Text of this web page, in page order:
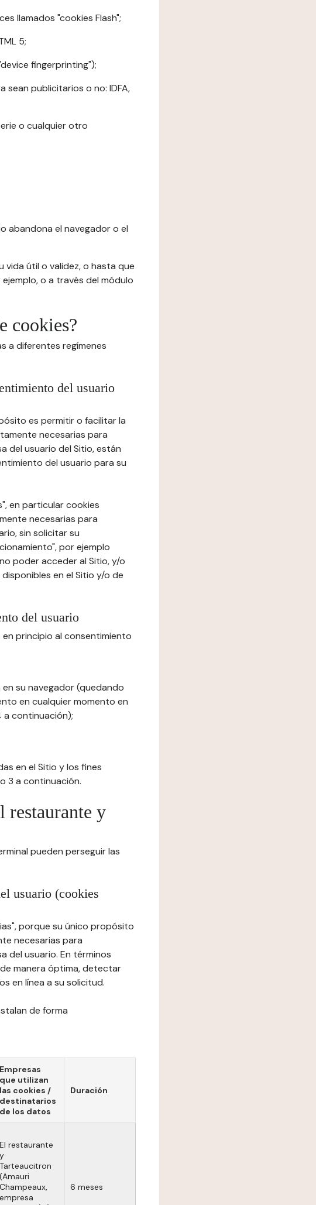
llamados "cookies Flash";
5;
fingerprinting");
publicitarios o no: IDFA,
o cualquier otro
abandona el navegador o el
útil o validez, o hasta que
o a través del módulo
cookies?
a diferentes regímenes
del usuario
es permitir o facilitar la
necesarias para
del usuario del Sitio, están
del usuario para su
en particular cookies
necesarias para
sin solicitar su
por ejemplo
poder acceder al Sitio, y/o
en el Sitio y/o de
del usuario
principio al consentimiento
su navegador (quedando
en cualquier momento en
a continuación);
en el Sitio y los fines
3 a continuación.
restaurante y
pueden perseguir las
usuario (cookies
porque su único propósito
necesarias para
del usuario. En términos
manera óptima, detectar
en línea a su solicitud.
de forma
Empresas
que utilizan
las cookies /
destinatarios
de los datos
Duración
El restaurante
y
Tarteaucitron
(Amauri
Champeaux,
empresa
6 meses